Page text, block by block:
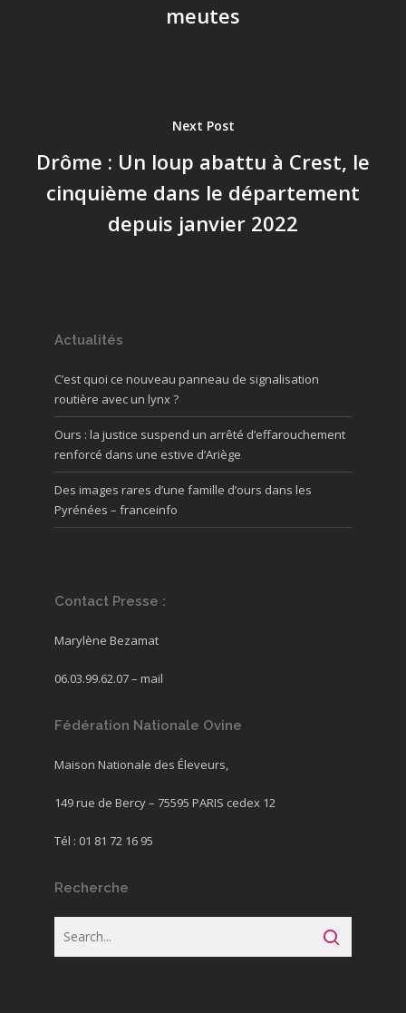
meutes
Next Post
Drôme : Un loup abattu à Crest, le
cinquième dans le département
depuis janvier 2022
Actualités
C’est quoi ce nouveau panneau de signalisation
routière avec un lynx ?
Ours : la justice suspend un arrêté d’effarouchement
renforcé dans une estive d’Ariège
Des images rares d’une famille d’ours dans les
Pyrénées – franceinfo
Contact Presse :
Marylène Bezamat
06.03.99.62.07 – mail
Fédération Nationale Ovine
Maison Nationale des Éleveurs,
149 rue de Bercy – 75595 PARIS cedex 12
Tél : 01 81 72 16 95
Recherche